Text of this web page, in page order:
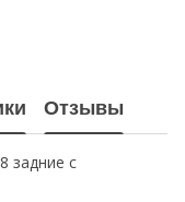
Отзывы
задние с